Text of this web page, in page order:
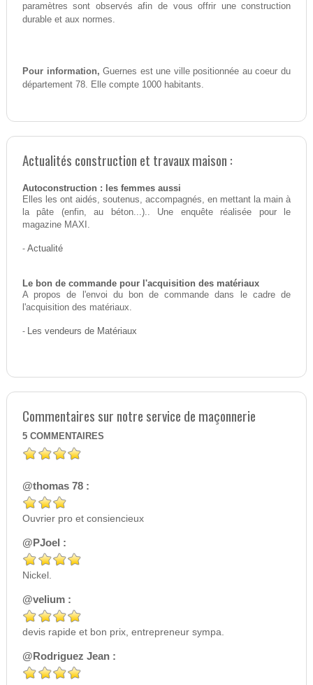
paramètres sont observés afin de vous offrir une construction
durable et aux normes.
Pour information, Guernes est une ville positionnée au coeur du
département 78. Elle compte 1000 habitants.
Actualités construction et travaux maison :
Autoconstruction : les femmes aussi
Elles les ont aidés, soutenus, accompagnés, en mettant la main à
la pâte (enfin, au béton...).. Une enquête réalisée pour le
magazine MAXI.
- Actualité
Le bon de commande pour l'acquisition des matériaux
A propos de l'envoi du bon de commande dans le cadre de
l'acquisition des matériaux.
- Les vendeurs de Matériaux
Commentaires sur notre service de maçonnerie
5 COMMENTAIRES
@thomas 78 :
Ouvrier pro et consiencieux
@PJoel :
Nickel.
@velium :
devis rapide et bon prix, entrepreneur sympa.
@Rodriguez Jean :